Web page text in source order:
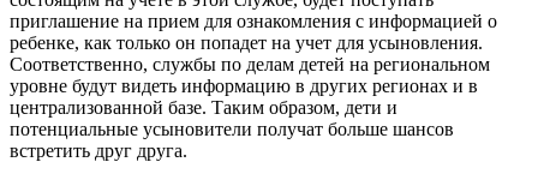
приглашение на прием для ознакомления с информацией о
ребенке, как только он попадет на учет для усыновления.
Соответственно, службы по делам детей на региональном
уровне будут видеть информацию в других регионах и в
централизованной базе. Таким образом, дети и
потенциальные усыновители получат больше шансов
встретить друг друга.